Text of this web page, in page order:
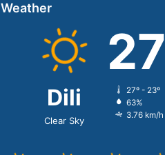
Weather
Dili
Clear Sky
27
27º - 23º
63%
3.76 km/h